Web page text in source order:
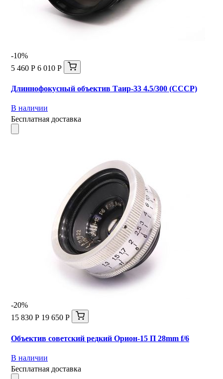
-10%
5 460 Р 6 010 Р
Длиннофокусный объектив Таир-33 4.5/300 (СССР)
В наличии
Бесплатная доставка
-20%
15 830 Р 19 650 Р
Объектив советский редкий Орион-15 П 28mm f/6
В наличии
Бесплатная доставка